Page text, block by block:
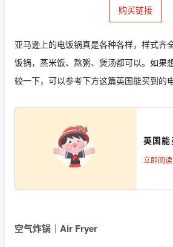
购买链接
亚马逊上的电饭锅真是各种各样，样式齐
饭锅，蒸米饭、熬粥、煲汤都可以。如果
较一下，可以参考下方这篇英国能买到的
英国
立即阅
空气炸锅｜Air Fryer